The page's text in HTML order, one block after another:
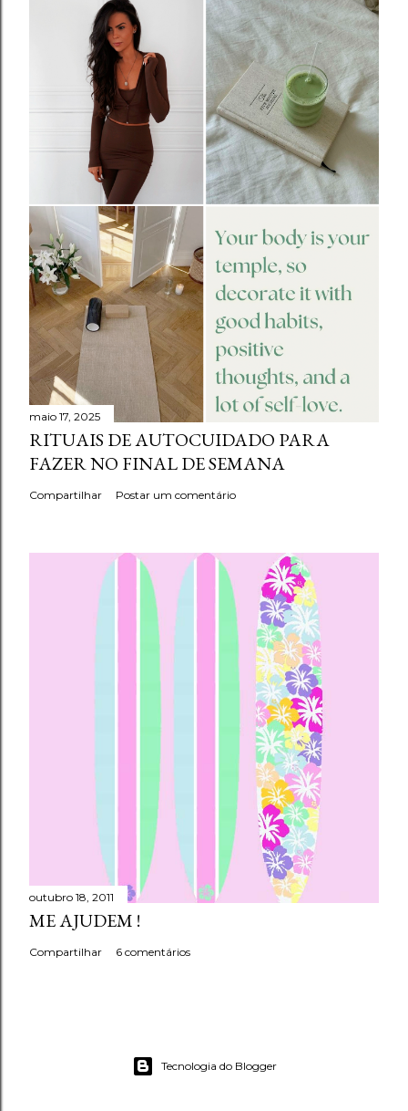
maio 17, 2025
RITUAIS DE AUTOCUIDADO PARA
FAZER NO FINAL DE SEMANA
Compartilhar Postar um comentário
outubro 18, 2011
ME AJUDEM !
Compartilhar 6 comentários
Tecnologia do Blogger